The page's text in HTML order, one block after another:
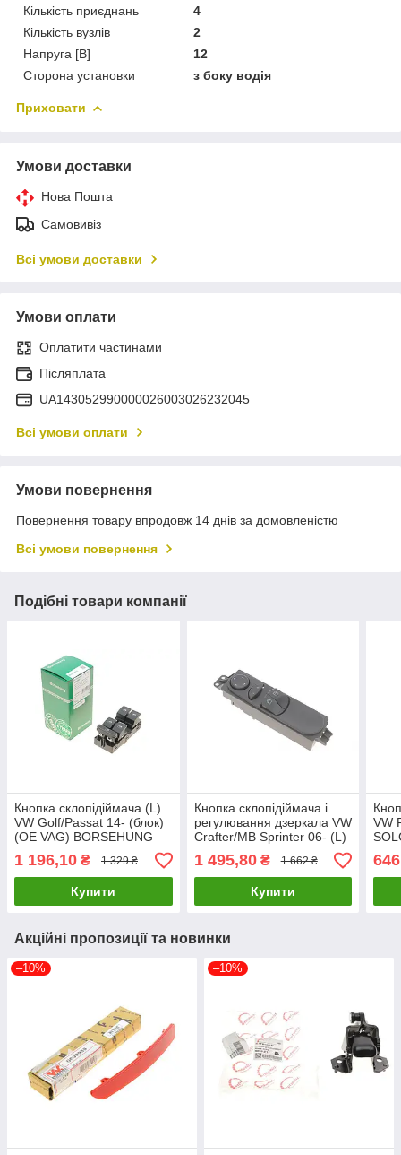
Кількість приєднань
4
Кількість вузлів
2
Напруга [В]
12
Сторона установки
з боку водія
Приховати
Умови доставки
Нова Пошта
Самовивіз
Всі умови доставки
Умови оплати
Оплатити частинами
Післяплата
UA143052990000026003026232045
Всі умови оплати
Умови повернення
Повернення товару впродовж 14 днів за домовленістю
Всі умови повернення
Подібні товари компанії
Кнопка склопідіймача (L)
VW Golf/Passat 14- (блок)
(OE VAG) BORSEHUNG
B11583 UA61
1 196,10 ₴ 1 329 ₴
Купити
Кнопка склопідіймача і
регулювання дзеркала VW
Crafter/MB Sprinter 06- (L)
SOLGY 401005 UA61
1 495,80₴ 1 662 ₴
Купити
VW
Акційні пропозиції та новинки
–10% –10%